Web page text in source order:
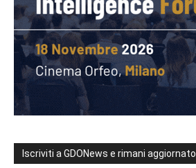
Iscriviti a GDONews e rimani aggiornato